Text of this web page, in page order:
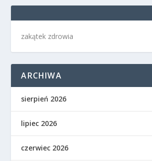
zakątek zdrowia
ARCHIWA
sierpień 2026
lipiec 2026
czerwiec 2026